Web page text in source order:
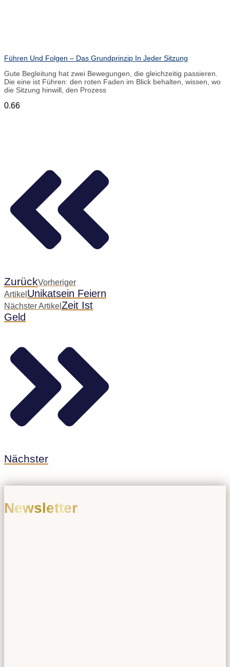
Führen Und Folgen – Das Grundprinzip In Jeder Sitzung
Gute Begleitung hat zwei Bewegungen, die gleichzeitig passieren.
Die eine ist Führen: den roten Faden im Blick behalten, wissen, wo
die Sitzung hinwill, den Prozess
ZurückVorheriger
Artikel Unikatsein Feiern
Nächster Artikel Zeit Ist
Geld
Nächster
Newsletter